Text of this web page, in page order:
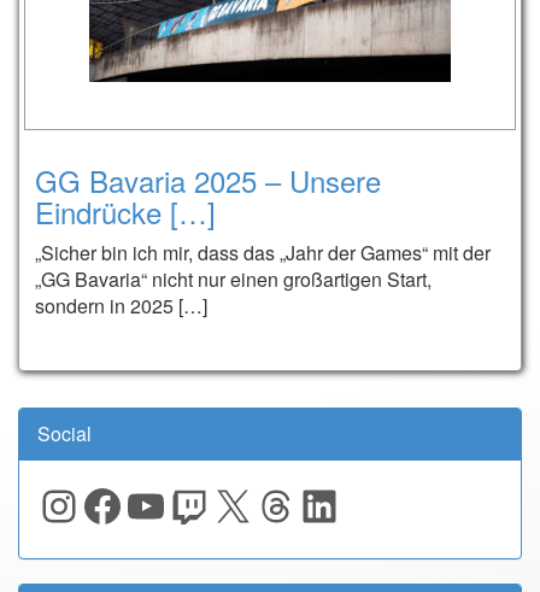
GG Bavaria 2025 – Unsere
Eindrücke […]
„Sicher bin ich mir, dass das „Jahr der Games“ mit der
„GG Bavaria“ nicht nur einen großartigen Start,
sondern in 2025 […]
Social
Instagram
Facebook
YouTube
Twitch
X Threads
LinkedIn